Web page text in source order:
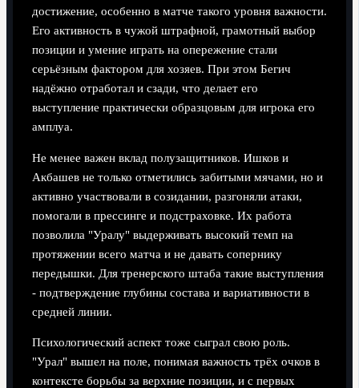
достижение, особенно в матче такого уровня важности.
Его активность в чужой штрафной, грамотный выбор
позиции и умение играть на опережение стали
серьёзным фактором для хозяев. При этом Бегич
надёжно отработал и сзади, что делает его
выступление практически образцовым для игрока его
амплуа.
Не менее важен вклад полузащитников. Ишков и
Акбашев не только отметились забитыми мячами, но и
активно участвовали в созидании, разгоняли атаки,
помогали в прессинге и подстраховке. Их работа
позволила "Уралу" выдерживать высокий темп на
протяжении всего матча и не давать сопернику
передышки. Для тренерского штаба такие выступления
- подтверждение глубины состава и вариативности в
средней линии.
Психологический аспект тоже сыграл свою роль.
"Урал" вышел на поле, понимая важность трёх очков в
контексте борьбы за верхние позиции, и с первых